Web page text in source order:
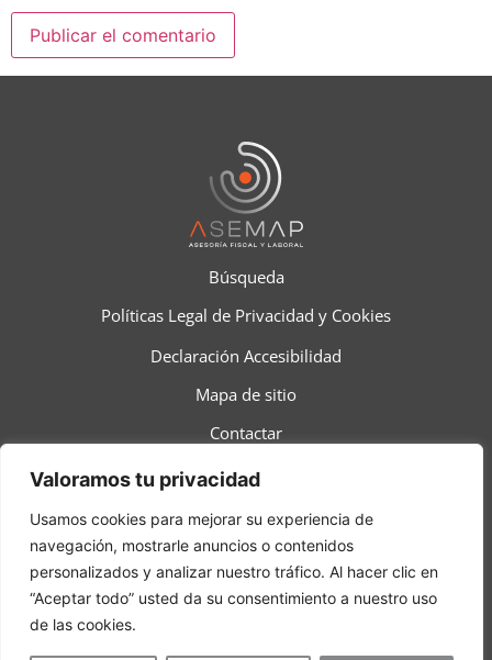
Valoramos tu privacidad
Usamos cookies para mejorar su experiencia de
navegación, mostrarle anuncios o contenidos
personalizados y analizar nuestro tráfico. Al hacer clic en
“Aceptar todo” usted da su consentimiento a nuestro uso
de las cookies.
Búsqueda
Políticas Legal de Privacidad y Cookies
Declaración Accesibilidad
Mapa de sitio
Contactar
Copyright C 2023 ASEMAP Todos los derechos reservados